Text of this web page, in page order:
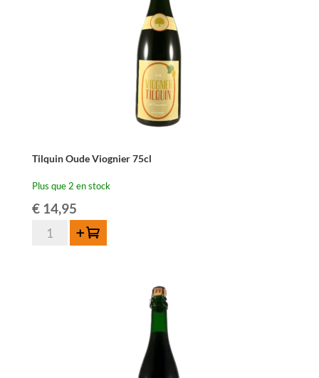
Tilquin Oude Viognier 75cl
Plus que 2 en stock
€14,95
quantité
Ajouter au panier